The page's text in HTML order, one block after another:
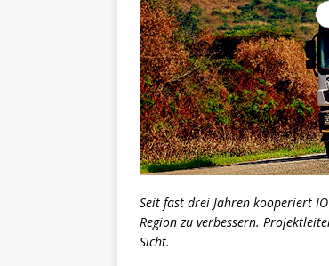
Seit fast drei Jahren kooperiert
Region zu verbessern.
Sicht.